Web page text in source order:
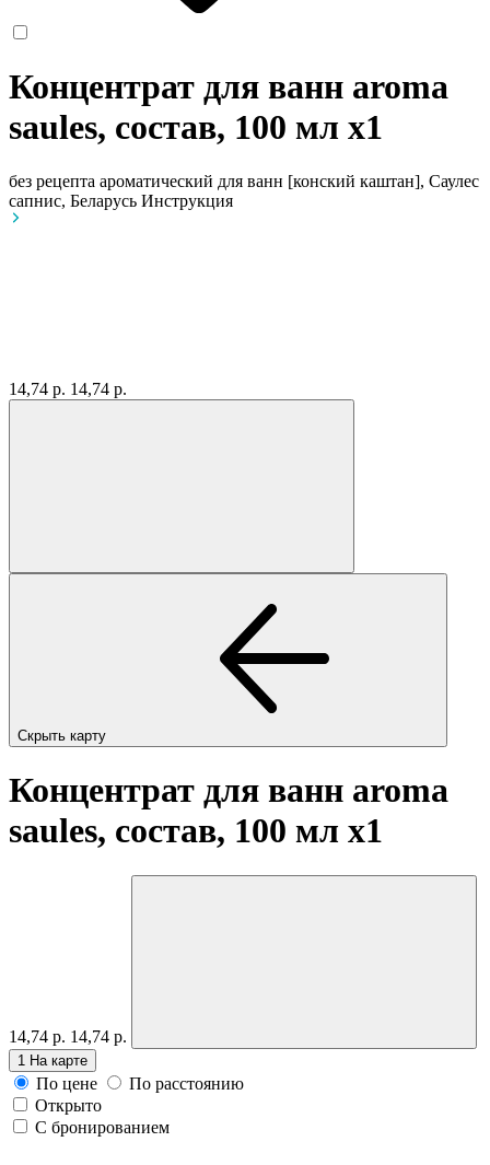
Концентрат для ванн aroma
saules, состав, 100 мл x1
без рецепта ароматический для ванн [конский каштан], Саулес
сапнис, Беларусь Инструкция
14,74 р. 14,74 р.
Скрыть карту
Концентрат для ванн aroma
saules, состав, 100 мл x1
14,74 р. 14,74 р.
1 На карте
По цене
По расстоянию
Открыто
С бронированием